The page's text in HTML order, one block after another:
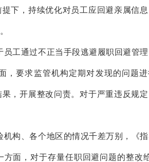
下，持续优化对员工应回避亲属信
工通过不正当手段逃避履职回避管
，要求监管机构定期对发现的问题
，开展整改问责。对于严重违反规
构、各个地区的情况千差万别，《
面，对于存量任职回避问题的整改